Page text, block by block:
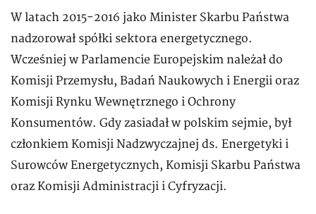
W latach 2015-2016 jako Minister Skarbu Państwa
nadzorował spółki sektora energetycznego.
Wcześniej w Parlamencie Europejskim należał do
Komisji Przemysłu, Badań Naukowych i Energii oraz
Komisji Rynku Wewnętrznego i Ochrony
Konsumentów. Gdy zasiadał w polskim sejmie, był
członkiem Komisji Nadzwyczajnej ds. Energetyki i
Surowców Energetycznych, Komisji Skarbu Państwa
oraz Komisji Administracji i Cyfryzacji.